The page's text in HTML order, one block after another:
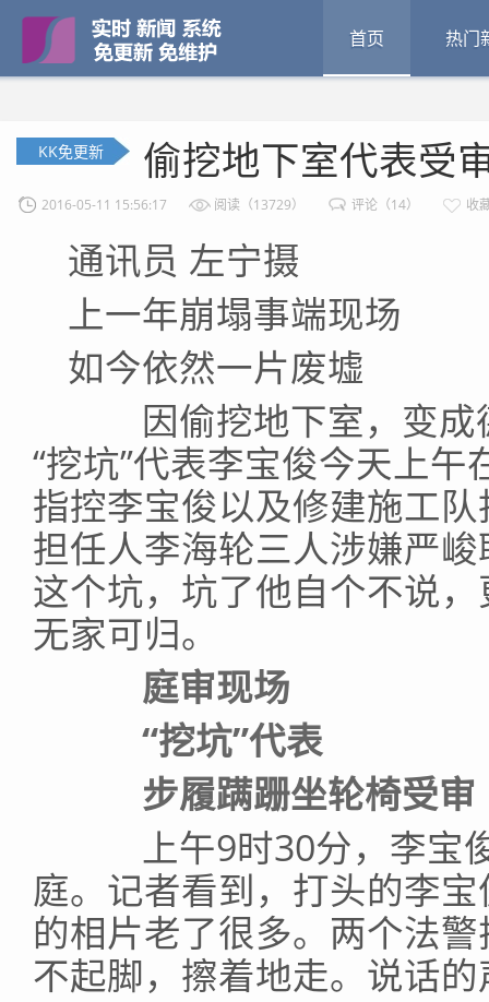
首页 热门
KK免更新 偷挖地下室代表受
2016-05-11 15:56:17 阅读（13729） 评论（14） 收
通讯员 左宁摄
上一年崩塌事端现场
如今依然一片废墟
因偷挖地下室，变成
“挖坑”代表李宝俊今天上
指控李宝俊以及修建施工
担任人李海轮三人涉嫌严
这个坑，坑了他自个不说
无家可归。
庭审现场
“挖坑”代表
步履蹒跚坐轮椅受审
上午9时30分，李宝
庭。记者看到，打头的李
的相片老了很多。两个法
不起脚，擦着地走。说话